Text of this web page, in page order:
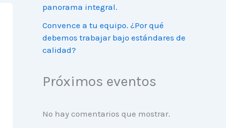
panorama integral.
Convence a tu equipo. ¿Por qué
debemos trabajar bajo estándares de
calidad?
Próximos eventos
No hay comentarios que mostrar.